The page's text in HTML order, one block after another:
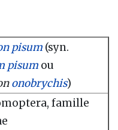
pisum (syn.
pisum ou
onobrychis)
famille